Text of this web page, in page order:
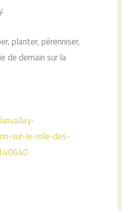
planter, pérenniser,
de demain sur la
sur-le-role-des-